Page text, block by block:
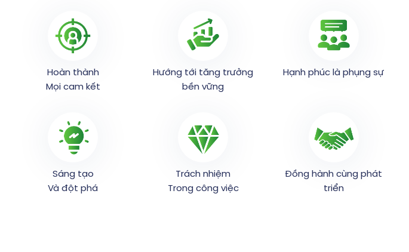
Hoàn thành
Mọi cam kết
Hướng tới tăng trưởng
bền vững
Hạnh phúc là phụng sự
Sáng tạo
Và đột phá
Trách nhiệm
Trong công việc
Đồng hành cùng phát
triển